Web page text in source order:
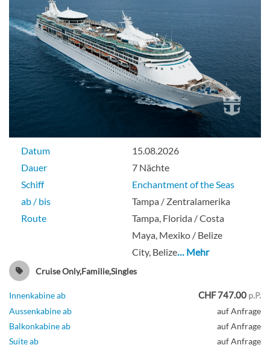
Datum
15.08.2026
Dauer
7 Nächte
Schiff
Enchantment of the Seas
ab / bis
Tampa / Zentralamerika
Route
Tampa, Florida / Costa
Maya, Mexiko / Belize
City, Belize… Mehr
Cruise Only,Familie,Singles
Innenkabine ab CHF 747.00 p.P.
Aussenkabine ab
auf Anfrage
Balkonkabine ab
auf Anfrage
Suite ab
auf Anfrage